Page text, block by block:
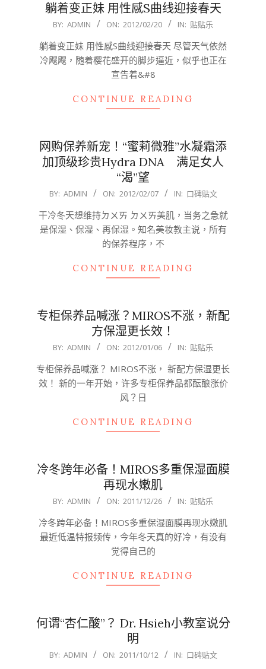
躺着变正妹 用性感S曲线迎接春天
2012-
20
BY: ADMIN ON: 2012/02/20 IN: 贴贴乐
躺着变正妹 用性感S曲线迎接春天 尽管天气依然
冷飕飕，随着樱花盛开的脚步逼近，似乎也正在
宣告着&#8
CONTINUE READING
网购保养新宠！“蜜莉微雅”水凝霜添
加顶级珍贵Hydra DNA 满足女人
“渴”望
2012-
07
BY: ADMIN ON: 2012/02/07 IN: 口碑贴文
干冷冬天想维持ㄉㄨㄞ ㄉㄨㄞ美肌，当务之急就
是保湿、保湿、再保湿。知名美妆教主说，所有
的保养程序，不
CONTINUE READING
专柜保养品喊涨？MIROS不涨，新配
方保湿更长效！
2012-
06
BY: ADMIN ON: 2012/01/06 IN: 贴贴乐
专柜保养品喊涨？ MIROS不涨， 新配方保湿更长
效！ 新的一年开始，许多专柜保养品都酝酿涨价
风？日
CONTINUE READING
冷冬跨年必备！MIROS多重保湿面膜
再现水嫩肌
2011-
26
BY: ADMIN ON: 2011/12/26 IN: 贴贴乐
冷冬跨年必备！MIROS多重保湿面膜再现水嫩肌
最近低温特报频传，今年冬天真的好冷，有没有
觉得自己的
CONTINUE READING
何谓“杏仁酸”？ Dr. Hsieh小教室说分
明
2011-
BY: ADMIN ON: 2011/10/12 IN: 口碑贴文